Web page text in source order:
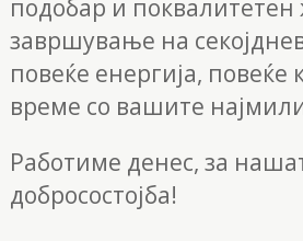
подобар и
завршување на
повеќе енергија, повеќе
време со вашите
Работиме денес, за
добросостојба!